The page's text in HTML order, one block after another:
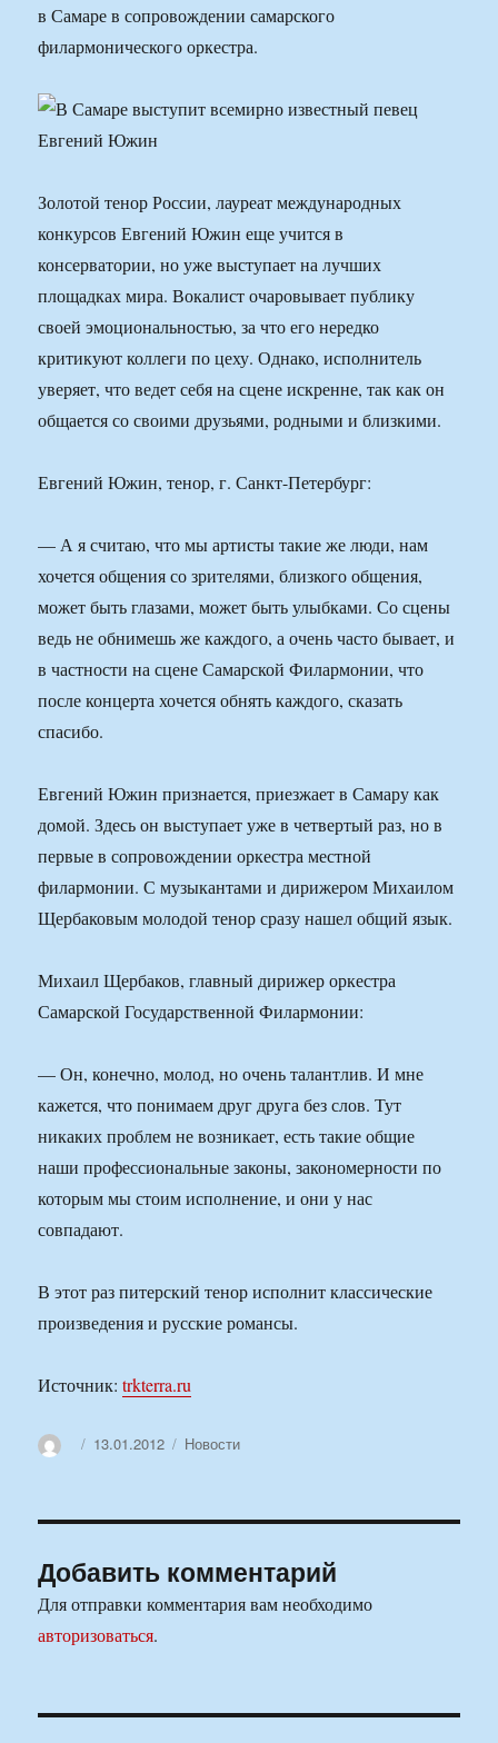
в Самаре в сопровождении самарского
филармонического оркестра.
Золотой тенор России, лауреат международных
конкурсов Евгений Южин еще учится в
консерватории, но уже выступает на лучших
площадках мира. Вокалист очаровывает публику
своей эмоциональностью, за что его нередко
критикуют коллеги по цеху. Однако, исполнитель
уверяет, что ведет себя на сцене искренне, так как он
общается со своими друзьями, родными и близкими.
Евгений Южин, тенор, г. Санкт-Петербург:
— А я считаю, что мы артисты такие же люди, нам
хочется общения со зрителями, близкого общения,
может быть глазами, может быть улыбками. Со сцены
ведь не обнимешь же каждого, а очень часто бывает, и
в частности на сцене Самарской Филармонии, что
после концерта хочется обнять каждого, сказать
спасибо.
Евгений Южин признается, приезжает в Самару как
домой. Здесь он выступает уже в четвертый раз, но в
первые в сопровождении оркестра местной
филармонии. С музыкантами и дирижером Михаилом
Щербаковым молодой тенор сразу нашел общий язык.
Михаил Щербаков, главный дирижер оркестра
Самарской Государственной Филармонии:
— Он, конечно, молод, но очень талантлив. И мне
кажется, что понимаем друг друга без слов. Тут
никаких проблем не возникает, есть такие общие
наши профессиональные законы, закономерности по
которым мы стоим исполнение, и они у нас
совпадают.
В этот раз питерский тенор исполнит классические
произведения и русские романсы.
Источник:trkterra.ru
АвторОпубликовано
13.01.2012 Рубрики
Новости
Добавить комментарий
Для отправки комментария вам необходимо
авторизоваться.